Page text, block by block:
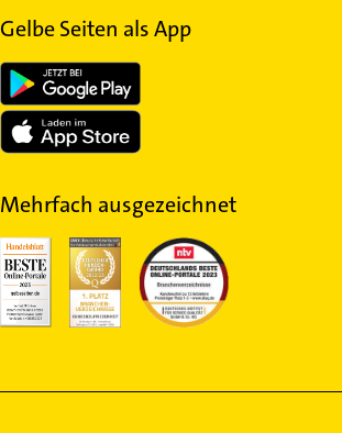
Gelbe Seiten als App
Mehrfach ausgezeichnet